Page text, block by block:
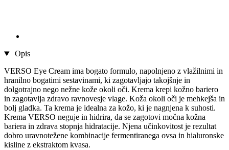
Opis
VERSO Eye Cream ima bogato formulo, napolnjeno z vlažilnimi in
hranilno bogatimi sestavinami, ki zagotavljajo takojšnje in
dolgotrajno nego nežne kože okoli oči. Krema krepi kožno bariero
in zagotavlja zdravo ravnovesje vlage. Koža okoli oči je mehkejša in
bolj gladka. Ta krema je idealna za kožo, ki je nagnjena k suhosti.
Krema VERSO neguje in hidrira, da se zagotovi močna kožna
bariera in zdrava stopnja hidratacije. Njena učinkovitost je rezultat
dobro uravnotežene kombinacije fermentiranega ovsa in hialuronske
kisline z ekstraktom kvasa.